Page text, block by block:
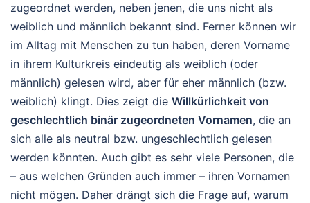
zugeordnet werden, neben jenen, die uns nicht als
weiblich und männlich bekannt sind. Ferner können wir
im Alltag mit Menschen zu tun haben, deren Vorname
in ihrem Kulturkreis eindeutig als weiblich (oder
männlich) gelesen wird, aber für eher männlich (bzw.
weiblich) klingt. Dies zeigt die Willkürlichkeit von
geschlechtlich binär zugeordneten Vornamen, die an
sich alle als neutral bzw. ungeschlechtlich gelesen
werden könnten. Auch gibt es sehr viele Personen, die
– aus welchen Gründen auch immer – ihren Vornamen
nicht mögen. Daher drängt sich die Frage auf, warum